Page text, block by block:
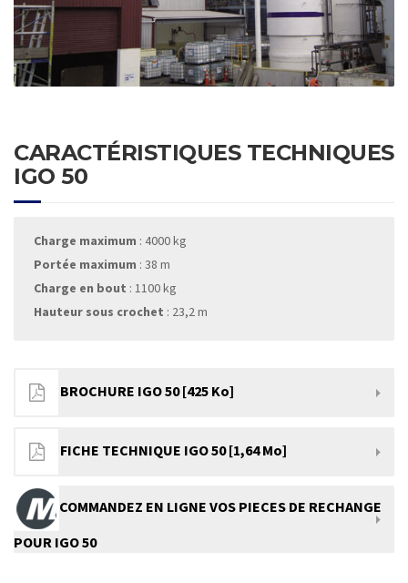
CARACTÉRISTIQUES TECHNIQUES
IGO 50
Charge maximum : 4000 kg
Portée maximum : 38 m
Charge en bout : 1100 kg
Hauteur sous crochet : 23,2 m
BROCHURE IGO 50 [425 Ko]
FICHE TECHNIQUE IGO 50 [1,64 Mo]
COMMANDEZ EN LIGNE VOS PIECES DE RECHANGE
POUR IGO 50